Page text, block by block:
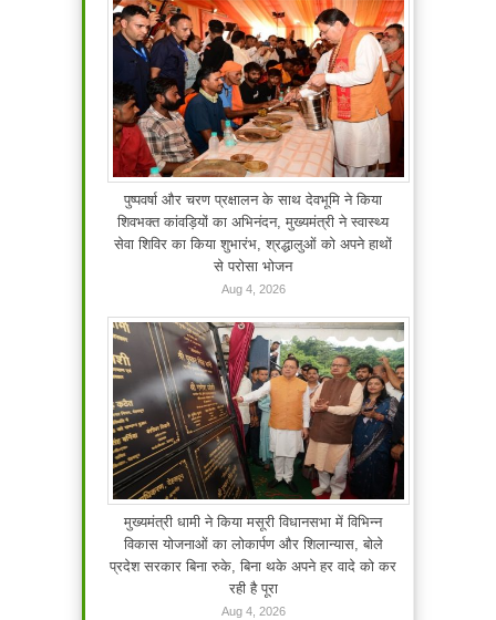
पुष्पवर्षा और चरण प्रक्षालन के साथ देवभूमि ने किया
शिवभक्त कांवड़ियों का अभिनंदन, मुख्यमंत्री ने स्वास्थ्य
सेवा शिविर का किया शुभारंभ, श्रद्धालुओं को अपने हाथों
से परोसा भोजन
Aug 4, 2026
मुख्यमंत्री धामी ने किया मसूरी विधानसभा में विभिन्न
विकास योजनाओं का लोकार्पण और शिलान्यास, बोले
प्रदेश सरकार बिना रुके, बिना थके अपने हर वादे को कर
रही है पूरा
Aug 4, 2026